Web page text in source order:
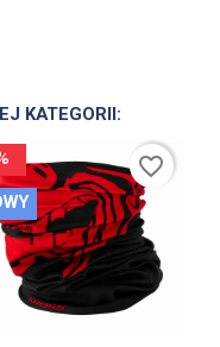
KATEGORII:
favorite_border